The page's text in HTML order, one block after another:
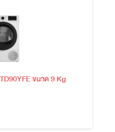
ขนาด 9 Kg